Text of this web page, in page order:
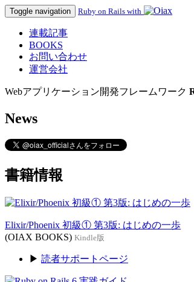
Toggle navigation Ruby on Rails with
連載記事
BOOKS
お問い合わせ
運営会社
Webアプリケーション開発フレームワーク
News
書籍情報
Elixir/Phoenix 初級① 第3版: はじめの一歩
(OIAX BOOKS) Kindle版
▶ 読者サポートページ